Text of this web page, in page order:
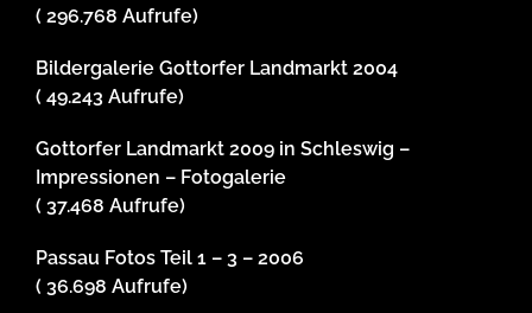
( 296.768 Aufrufe)
Bildergalerie Gottorfer Landmarkt 2004
( 49.243 Aufrufe)
Gottorfer Landmarkt 2009 in Schleswig –
Impressionen – Fotogalerie
( 37.468 Aufrufe)
Passau Fotos Teil 1 – 3 – 2006
( 36.698 Aufrufe)